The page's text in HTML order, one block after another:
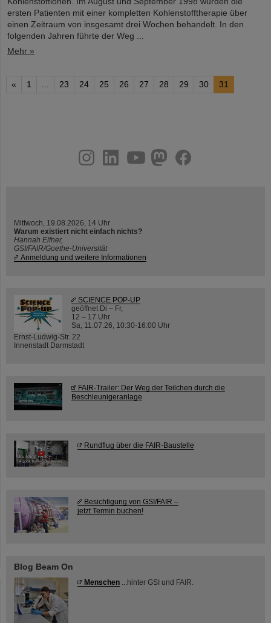
ersten Patienten mit einer kompletten Kohlenstofftherapie über
einen Zeitraum von insgesamt drei Wochen behandelt. In den
folgenden Jahren führte der Weg ...
Mehr »
« 1 23 24 25 26 27 28 29 30 31
youtube
helmholtz.social
facebook
Mittwoch, 19.08.2026, 14 Uhr
Warum existiert nicht einfach nichts?
Hannah Elfner,
GSI/FAIR/Goethe-Universität
Anmeldung und weitere Informationen
SCIENCE POP-UP
geöffnet Di – Fr,
12 – 17 Uhr
Sa, 11.07.26, 10:30-16:00 Uhr
Ernst-Ludwig-Str. 22
Innenstadt Darmstadt
FAIR-Trailer: Der Weg der Teilchen durch die
Beschleunigeranlage
Rundflug über die FAIR-Baustelle
Besichtigung von GSI/FAIR –
jetzt Termin buchen!
Blog Beam On
Menschen ...hinter GSI und FAIR.